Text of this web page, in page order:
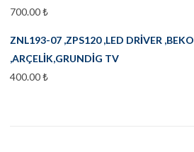
700.00₺
ZNL193-07 ,ZPS120 ,LED DRİVER ,BEKO
,ARÇELİK,GRUNDİG TV
400.00₺